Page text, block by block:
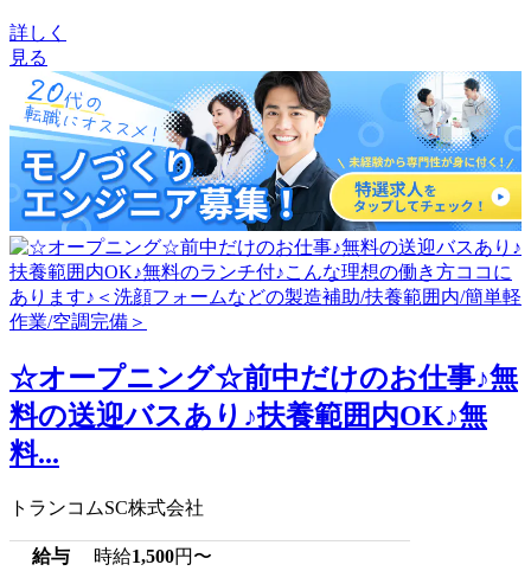
詳しく
見る
☆オープニング☆前中だけのお仕事♪無
料の送迎バスあり♪扶養範囲内OK♪無
料...
トランコムSC株式会社
給与 時給1,500円〜